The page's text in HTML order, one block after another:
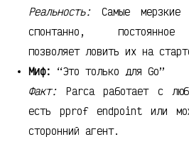
Реальность: Самые мерзкие
спонтанно, постоянное
позволяет ловить их на
Миф: “Это только для Go”
Факт: Parca работает с
есть pprof endpoint или
сторонний агент.